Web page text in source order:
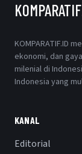
KOMPARATIF.ID
ekonomi, dan
milenial di
Indonesia yang
KANAL
Editorial